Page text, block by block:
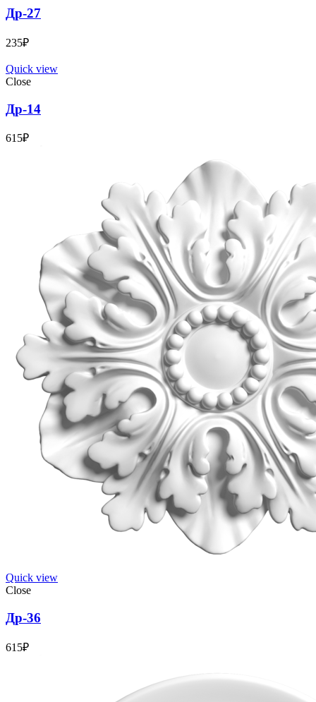
Др-27
235₽
Quick view
Close
Др-14
615₽
Quick view
Close
Др-36
615₽